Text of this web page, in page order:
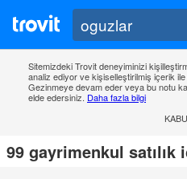
Sitemizdeki Trovit deneyiminizi
analiz ediyor ve kişiselleştirilmiş içerik
Gezinmeye devam eder veya bu notu
elde edersiniz. Daha fazla bilgi
99 gayrimenkul satılık